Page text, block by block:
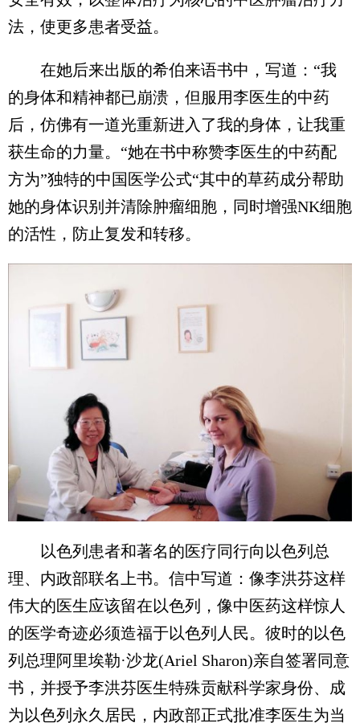
法，使更多患者受益。
在她后来出版的希伯来语书中，写道：“我
的身体和精神都已崩溃，但服用李医生的中药
后，仿佛有一道光重新进入了我的身体，让我重
获生命的力量。“她在书中称赞李医生的中药配
方为”独特的中国医学公式“其中的草药成分帮助
她的身体识别并清除肿瘤细胞，同时增强NK细胞
的活性，防止复发和转移。
以色列患者和著名的医疗同行向以色列总
理、内政部联名上书。信中写道：像李洪芬这样
伟大的医生应该留在以色列，像中医药这样惊人
的医学奇迹必须造福于以色列人民。彼时的以色
列总理阿里埃勒·沙龙(Ariel Sharon)亲自签署同意
书，并授予李洪芬医生特殊贡献科学家身份、成
为以色列永久居民，内政部正式批准李医生为当